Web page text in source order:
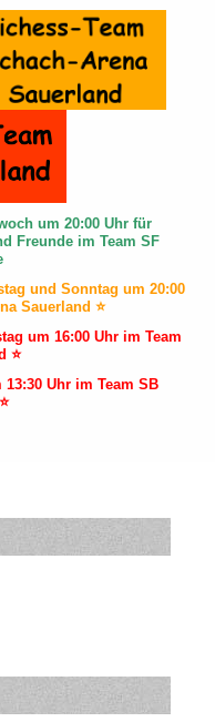
um 20:00 Uhr für
Freunde im Team SF
und Sonntag um 20:00
Sauerland ⭐
um 16:00 Uhr im Team
⭐
Uhr im Team SB